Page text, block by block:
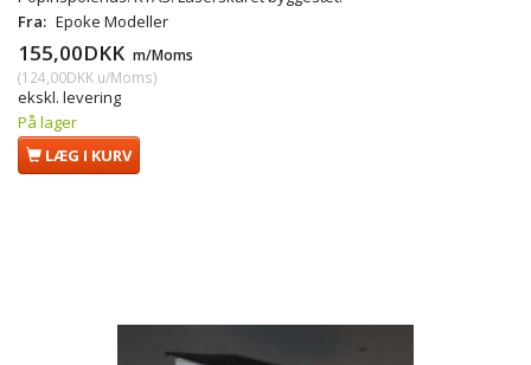
Fra: Epoke Modeller
155,00DKK m/Moms
(124,00DKK u/Moms)
ekskl. levering
På lager
LÆG I KURV